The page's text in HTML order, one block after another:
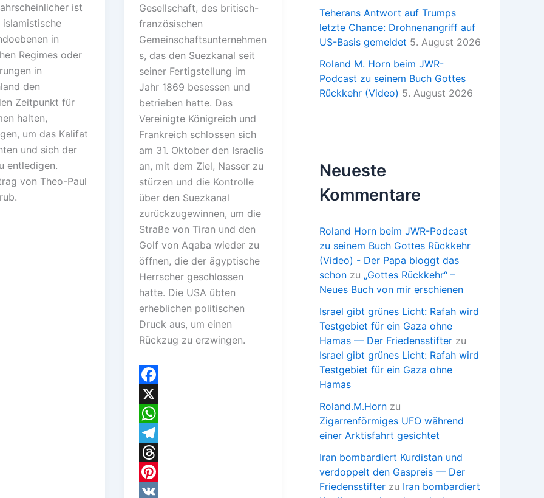
ist
islamistische
in
Regimes oder
in
den
Zeitpunkt für
halten,
um das Kalifat
und sich der
entledigen.
von Theo-Paul
Gesellschaft, des britisch-
französischen
Gemeinschaftsunternehmen
s, das den Suezkanal seit
seiner Fertigstellung im
Jahr 1869 besessen und
betrieben hatte. Das
Vereinigte Königreich und
Frankreich schlossen sich
am 31. Oktober den Israelis
an, mit dem Ziel, Nasser zu
stürzen und die Kontrolle
über den Suezkanal
zurückzugewinnen, um die
Straße von Tiran und den
Golf von Aqaba wieder zu
öffnen, die der ägyptische
Herrscher geschlossen
hatte. Die USA übten
erheblichen politischen
Druck aus, um einen
Rückzug zu erzwingen.
F
a
c
e
b
o
X
W
h
a
t
T
e
T
h
P
Teherans Antwort auf Trumps
letzte Chance: Drohnenangriff auf
US-Basis gemeldet 5. August 2026
Roland M. Horn beim JWR-
Podcast zu seinem Buch Gottes
Rückkehr (Video) 5. August 2026
Neueste
Kommentare
Roland Horn beim JWR-Podcast
zu seinem Buch Gottes Rückkehr
(Video) - Der Papa bloggt das
schon zu „Gottes Rückkehr“ –
Neues Buch von mir erschienen
Israel gibt grünes Licht: Rafah wird
Testgebiet für ein Gaza ohne
Hamas — Der Friedensstifter zu
Israel gibt grünes Licht: Rafah wird
Testgebiet für ein Gaza ohne
Hamas
Roland.M.Horn zu
Zigarrenförmiges UFO während
einer Arktisfahrt gesichtet
Iran bombardiert Kurdistan und
verdoppelt den Gaspreis — Der
Friedensstifter zu Iran bombardiert